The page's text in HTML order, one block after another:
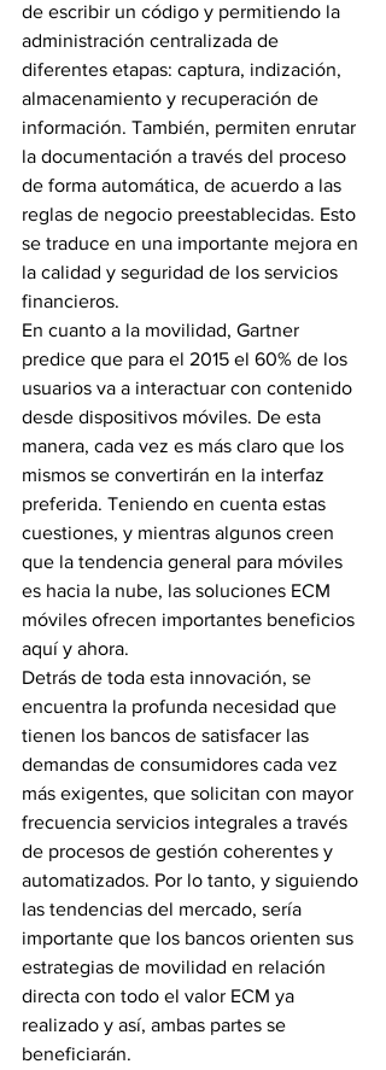
de escribir un código y permitiendo la
administración centralizada de
diferentes etapas: captura, indización,
almacenamiento y recuperación de
información. También, permiten enrutar
la documentación a través del proceso
de forma automática, de acuerdo a las
reglas de negocio preestablecidas. Esto
se traduce en una importante mejora en
la calidad y seguridad de los servicios
financieros.
En cuanto a la movilidad, Gartner
predice que para el 2015 el 60% de los
usuarios va a interactuar con contenido
desde dispositivos móviles. De esta
manera, cada vez es más claro que los
mismos se convertirán en la interfaz
preferida. Teniendo en cuenta estas
cuestiones, y mientras algunos creen
que la tendencia general para móviles
es hacia la nube, las soluciones ECM
móviles ofrecen importantes beneficios
aquí y ahora.
Detrás de toda esta innovación, se
encuentra la profunda necesidad que
tienen los bancos de satisfacer las
demandas de consumidores cada vez
más exigentes, que solicitan con mayor
frecuencia servicios integrales a través
de procesos de gestión coherentes y
automatizados. Por lo tanto, y siguiendo
las tendencias del mercado, sería
importante que los bancos orienten sus
estrategias de movilidad en relación
directa con todo el valor ECM ya
realizado y así, ambas partes se
beneficiarán.